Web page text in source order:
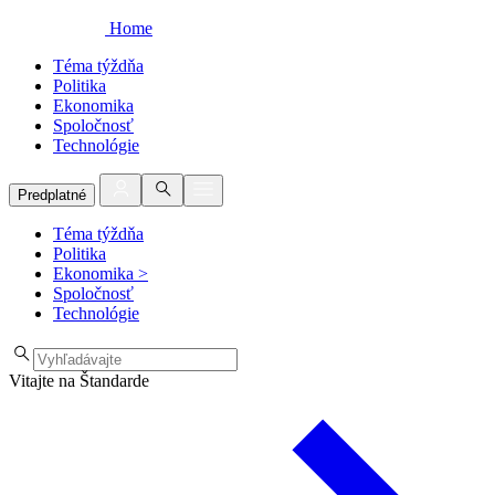
Home
Téma týždňa
Politika
Ekonomika
Spoločnosť
Technológie
Predplatné
Téma týždňa
Politika
Ekonomika >
Spoločnosť
Technológie
Vitajte na Štandarde